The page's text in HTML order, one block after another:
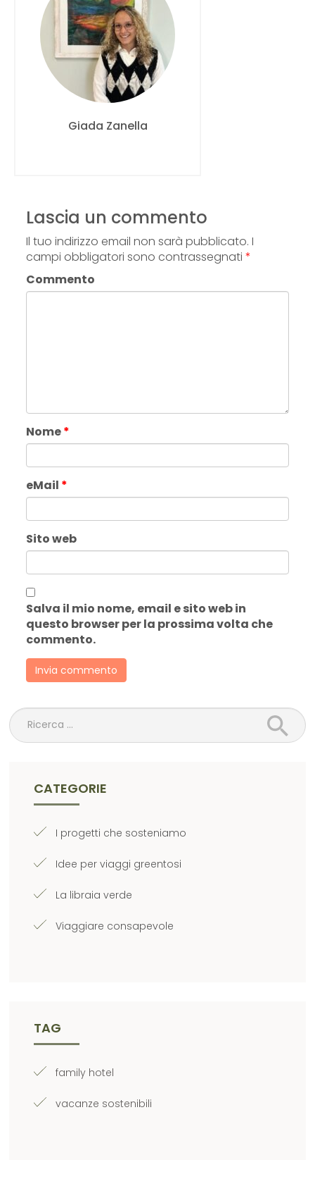
Lascia un commento
Il tuo indirizzo email non sarà pubblicato. I
campi obbligatori sono contrassegnati *
Commento
Nome*
eMail *
Sito web
Salva il mio nome, email e sito web in
questo browser per la prossima volta che
commento.
Ricerca
CATEGORIE
I progetti che sosteniamo
Idee per viaggi greentosi
La libraia verde
Viaggiare consapevole
TAG
family hotel
vacanze sostenibili
Giada Zanella